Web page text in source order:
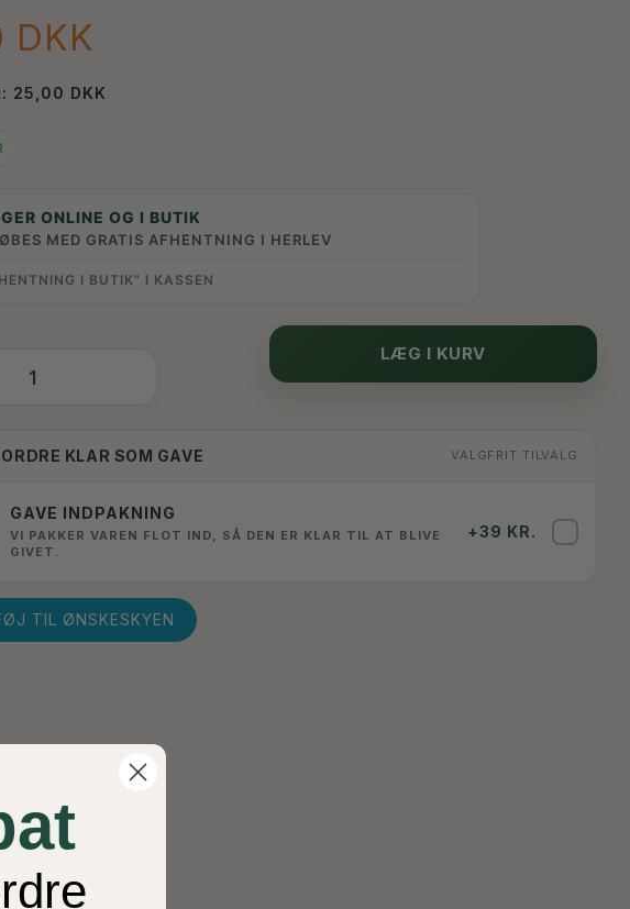
DKK
25,00 DKK
ONLINE OG I BUTIK
MED GRATIS AFHENTNING I HERLEV
I BUTIK” I KASSEN
LÆG I KURV
KLAR SOM GAVE VALGFRIT TILVALG
GAVE INDPAKNING
VI PAKKER VAREN FLOT IND, SÅ DEN ER KLAR TIL AT BLIVE
GIVET.
+39 KR.
TIL ØNSKESKYEN